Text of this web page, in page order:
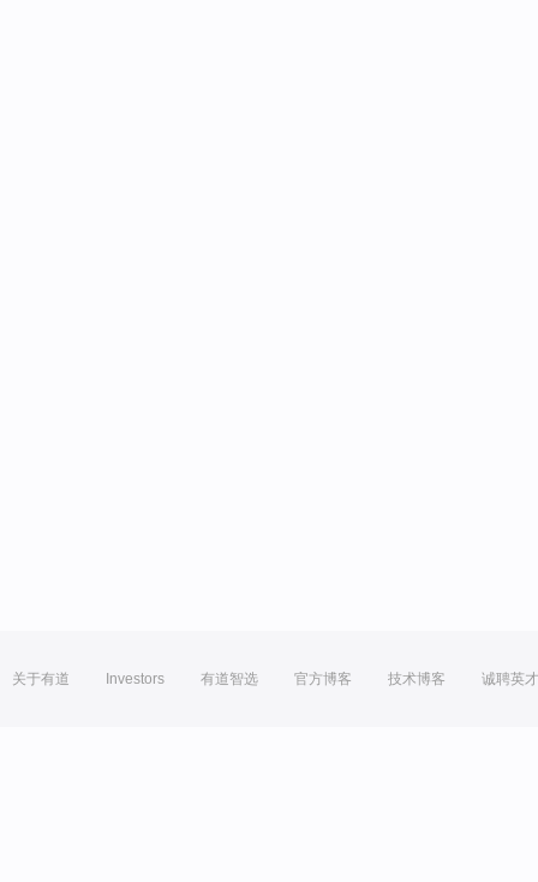
关于有道 Investors 有道智选 官方博客 技术博客 诚聘英才